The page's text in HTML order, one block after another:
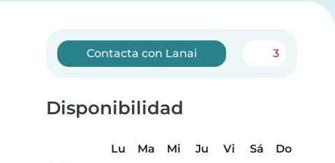
Contacta con Lanai 3
Disponibilidad
Lu Ma Mi Ju Vi Sá
Do